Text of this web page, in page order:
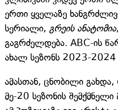
ერთი ყველაზე
სერიალი, გრეის ანატომია
გაგრძელდება. ABC-ის
ახალ სეზონს 2023-2024
ამასთან, ცნობილი
მე-20 სეზონის შემქმნელი